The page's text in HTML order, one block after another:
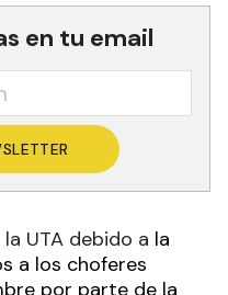
en tu email
UTA debido a la
a los choferes
por parte de la